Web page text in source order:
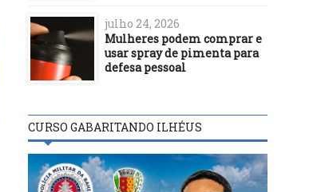
FUTEBOL
28/02/22
Botafogo é superado pela
Portuguesa no Campeonato
Carioca
FUTEBOL
15/12/22
França bate Marrocos
0 e vai pegar a
final da Copa
julho 24, 2026
Mulheres podem comprar e
usar spray de pimenta para
defesa pessoal
CURSO GABARITANDO ILHÉUS